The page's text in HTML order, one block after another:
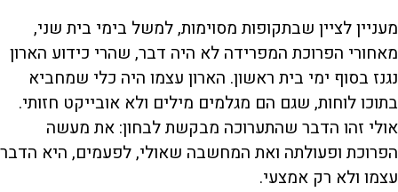
מעניין לציין שבתקופות מסוימות, למשל בימי בית שני,
מאחורי הפרוכת המפרידה לא היה דבר, שהרי כידוע הארון
נגנז בסוף ימי בית ראשון. הארון עצמו היה כלי שמחביא
בתוכו לוחות, שגם הם מגלמים מילים ולא אובייקט חזותי.
אולי זהו הדבר שהתערוכה מבקשת לבחון: את מעשה
הפרוכת ופעולתה ואת המחשבה שאולי, לפעמים, היא הדבר
עצמו ולא רק אמצעי.